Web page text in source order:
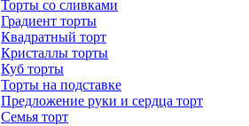
Торты со сливками
Градиент торты
Квадратный торт
Кристаллы торты
Куб торты
Торты на подставке
Предложение руки и сердца торт
Семья торт